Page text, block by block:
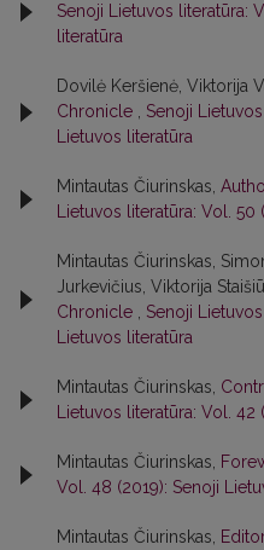
Senoji Lietuvos literatūra:
literatūra
Dovilė Keršienė, Viktorija
Chronicle , Senoji
Lietuvos literatūra
Mintautas Čiurinskas,
Lietuvos literatūra: Vol.
Mintautas Čiurinskas,
Jurkevičius, Viktorija
Chronicle , Senoji
Lietuvos literatūra
Mintautas Čiurinskas,
Lietuvos literatūra: Vol. 42
Mintautas Čiurinskas,
Vol. 48 (2019): Senoji
Mintautas Čiurinskas,